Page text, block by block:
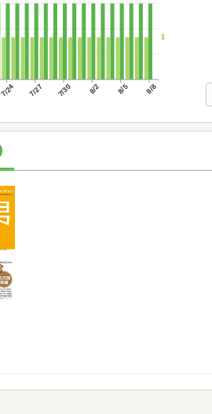
7/24 7/27 7/30 8/2 8/5 8/8
1